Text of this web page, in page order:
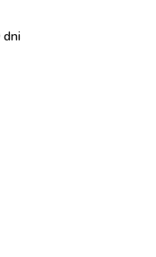
dni